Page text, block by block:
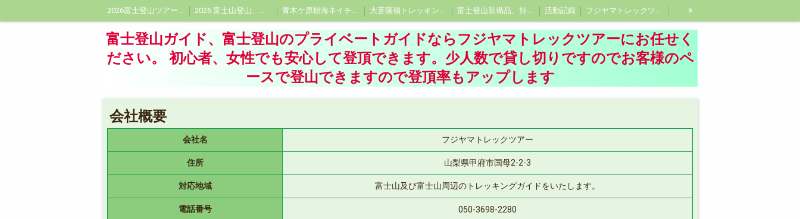
2026富士登山ツアー受付中!富士登山ツアー!プライベートガイドはフジヤマトレックツアーに 2026 富士山登山、富士登山ガイド料金、プライベート富士登山ガイド料金 青木ケ原樹海ネイチャーツアー、洞窟探険ツアー 、樹海エコツアーならフジヤマトレックツアーに 大菩薩嶺トレッキングツアー、大菩薩峠プライベートツアー 富士登山装備品、持ち物 活動記録 フジヤマトレックツアーガイド紹介、富士登山ガイド
会社概要 頂に想いをよせて
»
富士登山ガイド、富士登山のプライベートガイドならフジヤマトレックツアーにお任せく
ださい。 初心者、女性でも安心して登頂できます。少人数で貸し切りですのでお客様のペ
ースで登山できますので登頂率もアップします
会社概要
会社名 フジヤマトレックツアー
住所 山梨県甲府市国母2-2-3
対応地域 富士山及び富士山周辺のトレッキングガイドをいたします。
電話番号 050-3698-2280